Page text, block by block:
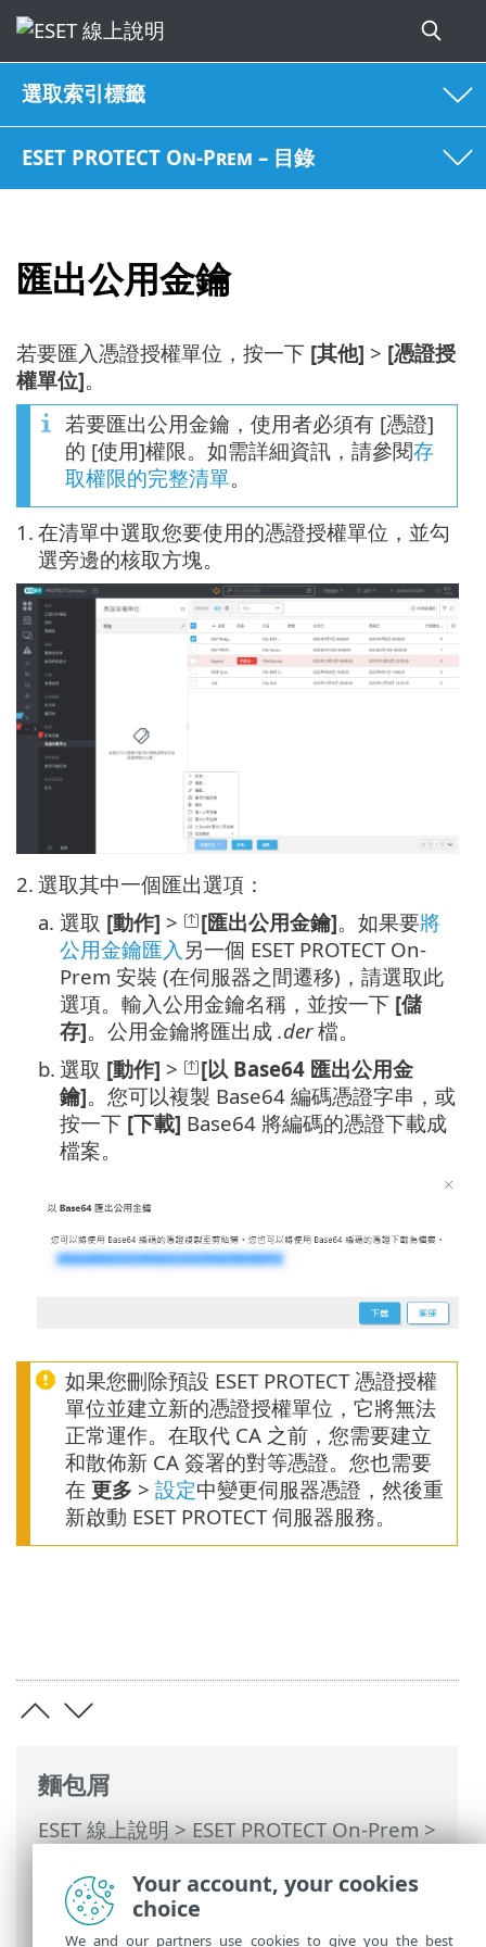
選取索引標籤
ESET PROTECT On-Prem – 目錄
匯出公用金鑰
麵包屑
ESET 線上說明>ESET PROTECT On-Prem>
PROTECT On-Prem 主功能表>其他>憑證
憑證授權單位> 匯出公用金鑰
若要匯入憑證授權單位，按一下 [其他] > [憑證授
權單位]。
若要匯出公用金鑰，使用者必須有 [憑證]
的 [使用]權限。如需詳細資訊，請參閱存
取權限的完整清單。
1. 在清單中選取您要使用的憑證授權單位，並勾
選旁邊的核取方塊。
2. 選取其中一個匯出選項：
a. 選取 [動作] > [匯出公用金鑰]。如果要將
公用金鑰匯入 另一個 ESET PROTECT On-
Prem 安裝 (在伺服器之間遷移)，請選取此
選項。輸入公用金鑰名稱，並按一下 [儲
存]。公用金鑰將匯出成 .der檔。
b. 選取 [動作] >
[以 Base64 匯出公用金
鑰]。您可以複製 Base64 編碼憑證字串，或
按一下 [下載] Base64 將編碼的憑證下載成
檔案。
如果您刪除預設 ESET PROTECT 憑證授權
單位並建立新的憑證授權單位，它將無法
正常運作。在取代 CA 之前，您需要建立
和散佈新 CA 簽署的對等憑證。您也需要
在 更多 > 設定中變更伺服器憑證，然後重
新啟動 ESET PROTECT 伺服器服務。
Your account, your cookies
choice
We and our partners use cookies to give you the best